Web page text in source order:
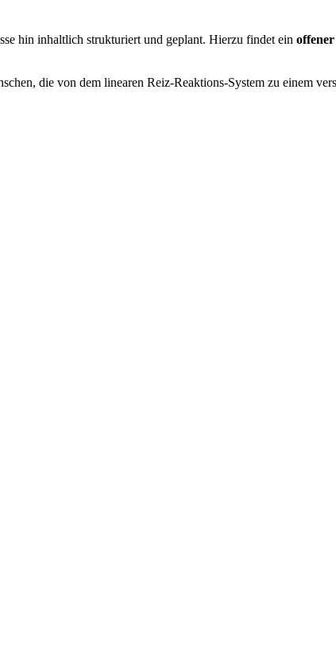
hin inhaltlich strukturiert und geplant. Hierzu findet ein
die von dem linearen Reiz-Reaktions-System zu einem